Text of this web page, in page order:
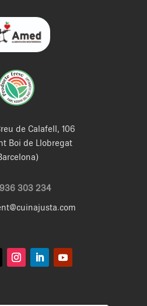
de Calafell, 106
Boi de Llobregat
303 234